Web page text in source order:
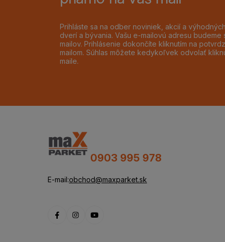
Prihláste sa na odber noviniek, akcií a
dverí a bývania. Vašu e-mailovú adresu
mailov. Prihlásenie dokončíte kliknutím na
mailom. Súhlas môžete kedykoľvek odvolať
maile.
0903 995 978
E-mail:obchod@maxparket.sk